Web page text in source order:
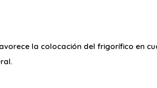
la colocación del frigorífico en